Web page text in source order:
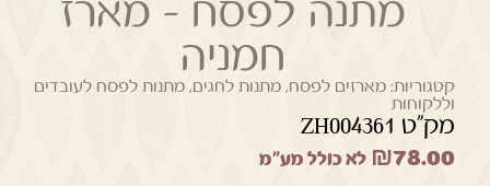
מתנה לפסח – מארז
חמניה
קטגוריות: מארזים לפסח,מתנות לחגים,מתנות לפסח לעובדים
וללקוחות
מק"ט ZH004361
₪78.00 לא כולל מע"מ